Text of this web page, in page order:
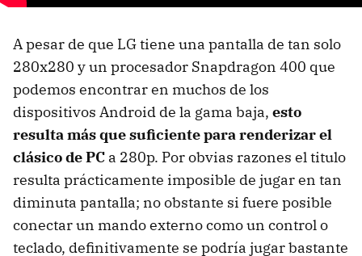
A pesar de que LG tiene una pantalla de tan solo
280x280 y un procesador Snapdragon 400 que
podemos encontrar en muchos de los
dispositivos Android de la gama baja, esto
resulta más que suficiente para renderizar el
clásico de PC a 280p. Por obvias razones el titulo
resulta prácticamente imposible de jugar en tan
diminuta pantalla; no obstante si fuere posible
conectar un mando externo como un control o
teclado, definitivamente se podría jugar bastante